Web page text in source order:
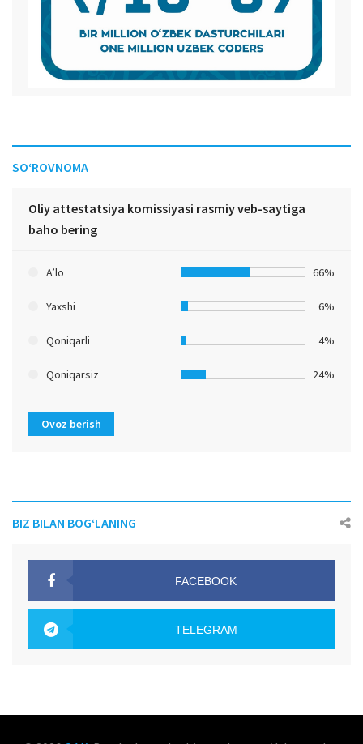
SO‘ROVNOMA
Oliy attestatsiya komissiyasi rasmiy veb-saytiga
baho bering
A’lo 66%
Yaxshi 6%
Qoniqarli 4%
Qoniqarsiz 24%
Ovoz berish
BIZ BILAN BOG‘LANING
FACEBOOK
TELEGRAM